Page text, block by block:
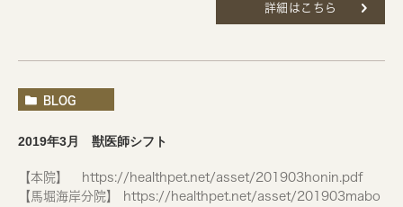
詳細はこちら
BLOG
2019年3月 獣医師シフト
【本院】 https://healthpet.net/asset/201903honin.pdf
【馬堀海岸分院】 https://healthpet.net/asset/201903mabo